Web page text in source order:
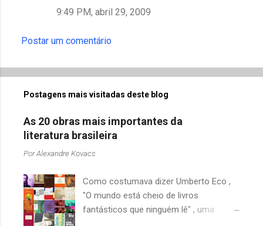
9:49 PM, abril 29, 2009
Postar um comentário
Postagens mais visitadas deste blog
As 20 obras mais importantes da
literatura brasileira
PorAlexandre Kovacs
Como costumava dizer Umberto Eco ,
"O mundo está cheio de livros
fantásticos que ninguém lê" , uma